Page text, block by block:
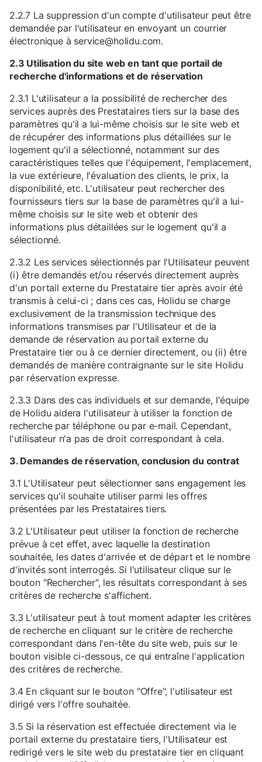
2.2.7 La suppression d'un compte d'utilisateur peut être
demandée par l'utilisateur en envoyant un courrier
électronique à service@holidu.com.
2.3 Utilisation du site web en tant que portail de
recherche d'informations et de réservation
2.3.1 L'utilisateur a la possibilité de rechercher des
services auprès des Prestataires tiers sur la base des
paramètres qu'il a lui-même choisis sur le site web et
de récupérer des informations plus détaillées sur le
logement qu'il a sélectionné, notamment sur des
caractéristiques telles que l'équipement, l'emplacement,
la vue extérieure, l'évaluation des clients, le prix, la
disponibilité, etc. L'utilisateur peut rechercher des
fournisseurs tiers sur la base de paramètres qu'il a lui-
même choisis sur le site web et obtenir des
informations plus détaillées sur le logement qu'il a
sélectionné.
2.3.2 Les services sélectionnés par l'Utilisateur peuvent
(i) être demandés et/ou réservés directement auprès
d'un portail externe du Prestataire tier après avoir été
transmis à celui-ci ; dans ces cas, Holidu se charge
exclusivement de la transmission technique des
informations transmises par l'Utilisateur et de la
demande de réservation au portail externe du
Prestataire tier ou à ce dernier directement, ou (ii) être
demandés de manière contraignante sur le site Holidu
par réservation expresse.
2.3.3 Dans des cas individuels et sur demande, l'équipe
de Holidu aidera l'utilisateur à utiliser la fonction de
recherche par téléphone ou par e-mail. Cependant,
l'utilisateur n'a pas de droit correspondant à cela.
3. Demandes de réservation, conclusion du contrat
3.1 L'Utilisateur peut sélectionner sans engagement les
services qu'il souhaite utiliser parmi les offres
présentées par les Prestataires tiers.
3.2 L'Utilisateur peut utiliser la fonction de recherche
prévue à cet effet, avec laquelle la destination
souhaitée, les dates d'arrivée et de départ et le nombre
d'invités sont interrogés. Si l'utilisateur clique sur le
bouton "Rechercher", les résultats correspondant à ses
critères de recherche s'affichent.
3.3 L'utilisateur peut à tout moment adapter les critères
de recherche en cliquant sur le critère de recherche
correspondant dans l'en-tête du site web, puis sur le
bouton visible ci-dessous, ce qui entraîne l'application
des critères de recherche.
3.4 En cliquant sur le bouton "Offre", l'utilisateur est
dirigé vers l'offre souhaitée.
3.5 Si la réservation est effectuée directement via le
portail externe du prestataire tiers, l'Utilisateur est
redirigé vers le site web du prestataire tier en cliquant